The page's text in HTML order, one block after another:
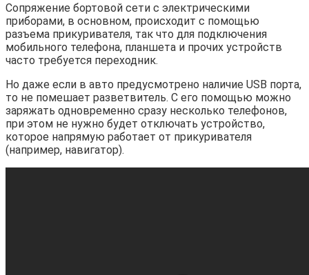
Сопряжение бортовой сети с электрическими
приборами, в основном, происходит с помощью
разъема прикуривателя, так что для подключения
мобильного телефона, планшета и прочих устройств
часто требуется переходник.
Но даже если в авто предусмотрено наличие USB порта,
то не помешает разветвитель. С его помощью можно
заряжать одновременно сразу несколько телефонов,
при этом не нужно будет отключать устройство,
которое напрямую работает от прикуривателя
(например, навигатор).